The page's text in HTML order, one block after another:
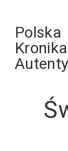
contentPolska
Kronika